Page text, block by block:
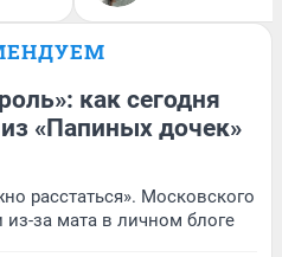
как сегодня
«Папиных дочек»
расстаться». Московского
за мата в личном блоге